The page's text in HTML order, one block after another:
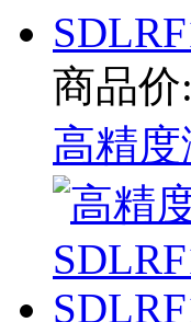
商品价
高精度